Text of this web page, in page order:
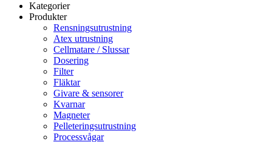
Kategorier
Produkter
Rensningsutrustning
Atex utrustning
Cellmatare / Slussar
Dosering
Filter
Fläktar
Givare & sensorer
Kvarnar
Magneter
Pelleteringsutrustning
Processvågar